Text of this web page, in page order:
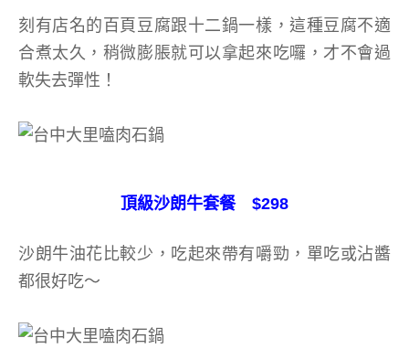
刻有店名的百頁豆腐跟十二鍋一樣，這種豆腐不適
合煮太久，稍微膨脹就可以拿起來吃囉，才不會過
軟失去彈性！
頂級沙朗牛套餐 $298
沙朗牛油花比較少，吃起來帶有嚼勁，單吃或沾醬
都很好吃～